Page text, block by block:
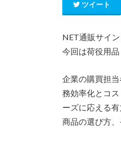
ツイート
NET通販サイン
今回は荷役用品
企業の購買担
務効率化とコ
ーズに応える
商品の選び方